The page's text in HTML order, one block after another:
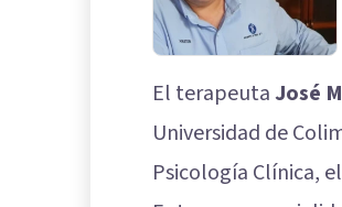
El terapeutaJosé
Universidad de
Psicología Clínica,